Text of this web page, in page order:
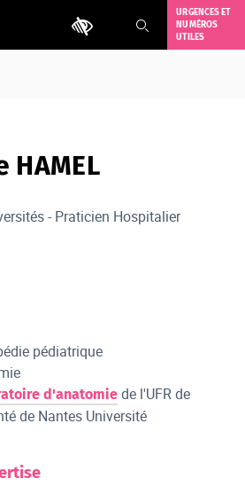
Outils d'accessibilité
URGENCES ET
NUMÉROS
UTILES
HAMEL
- Praticien Hospitalier
pédiatrique
d'anatomie de l'UFR de
de Nantes Université